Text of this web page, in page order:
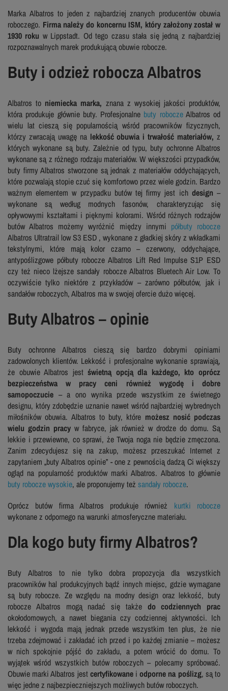
Marka Albatros to jeden z najbardziej znanych producentów obuwia
roboczego. Firma należy do koncernu ISM, który założony został w
1930 roku w Lippstadt. Od tego czasu stała się jedną z najbardziej
rozpoznawalnych marek produkującą obuwie robocze.
Buty i odzież robocza Albatros
Albatros to niemiecka marka, znana z wysokiej jakości produktów,
która produkuje głównie buty. Profesjonalne buty roboczeAlbatros od
wielu lat cieszą się popularnością wśród pracowników fizycznych,
którzy zwracają uwagę na lekkość obuwia i trwałość materiałów, z
których wykonane są buty. Zależnie od typu, buty ochronne Albatros
wykonane są z różnego rodzaju materiałów. W większości przypadków,
buty firmy Albatros stworzone są jednak z materiałów oddychających,
które pozwalają stopie czuć się komfortowo przez wiele godzin. Bardzo
ważnym elementem w przypadku butów tej firmy jest ich design –
wykonane są według modnych fasonów, charakteryzując się
opływowymi kształtami i pięknymi kolorami. Wśród różnych rodzajów
butów Albatros możemy wyróżnić między innymi półbuty robocze
Albatros Ultratrail low S3 ESD , wykonane z gładkiej skóry z wkładkami
tekstylnymi, które mają kolor czarno – czerwony, oddychające,
antypoślizgowe półbuty robocze Albatros Lift Red Impulse S1P ESD
czy też nieco lżejsze sandały robocze Albatros Bluetech Air Low. To
oczywiście tylko niektóre z przykładów – zarówno półbutów, jak i
sandałów roboczych, Albatros ma w swojej ofercie dużo więcej.
Buty Albatros – opinie
Buty ochronne Albatros cieszą się bardzo dobrymi opiniami
zadowolonych klientów. Lekkość i profesjonalne wykonanie sprawiają,
że obuwie Albatros jestświetną opcją dla każdego, kto oprócz
bezpieczeństwa w pracy ceni również wygodę i dobre
samopoczucie – a ono wynika przede wszystkim ze świetnego
designu, który zdobędzie uznanie nawet wśród najbardziej wybrednych
miłośników obuwia. Albatros to buty, które możesz nosić podczas
wielu godzin pracyw fabryce, jak również w drodze do domu. Są
lekkie i przewiewne, co sprawi, że Twoja noga nie będzie zmęczona.
Zanim zdecydujesz się na zakup, możesz przeszukać Internet z
zapytaniem „buty Albatros opinie” - one z pewnością dadzą Ci większy
ogląd na popularność produktów marki Albatros. Albatros to głównie
buty robocze wysokie, ale proponujemy też sandały robocze.
Oprócz butów firma Albatros produkuje również kurtki robocze
wykonane z odpornego na warunki atmosferyczne materiału.
Dla kogo buty firmy Albatros?
Buty Albatros to nie tylko dobra propozycja dla wszystkich
pracowników hal produkcyjnych bądź innych miejsc, gdzie wymagane
są buty robocze. Ze względu na modny design oraz lekkość, buty
robocze Albatros mogą nadać się także do codziennych prac
okołodomowych, a nawet biegania czy codziennej aktywności. Ich
lekkość i wygoda mają jednak przede wszystkim ten plus, że nie
trzeba zdejmować i zakładać ich przed i po każdej zmianie – możesz
w nich spokojnie pójść do zakładu, a potem wrócić do domu. To
wyjątek wśród wszystkich butów roboczych – polecamy spróbować.
Obuwie marki Albatros jestcertyfikowaneiodporne na poślizg, są to
więc jedne z najbezpieczniejszych możliwych butów roboczych.